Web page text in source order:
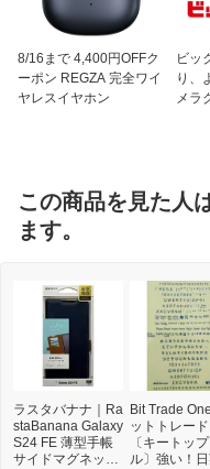
8/16まで 4,400円OFFク
ーポン REGZA 完全ワイ
ヤレスイヤホン
ビッ
り、
メラ
この商品を見た人
ます。
ラスタバナナ｜Ra
staBanana Galaxy
S24 FE 薄型手帳
サイドマグネット
Bit Trade
ットトレー
〔キートッ
ル〕強い！